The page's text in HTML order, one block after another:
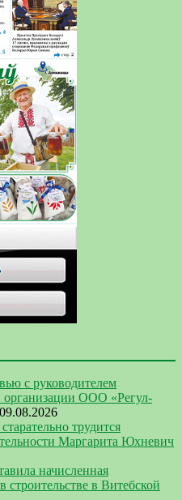
с руководителем
организации ООО «Регул-
09.08.2026
трудится
Маргарита Юхневич
начисленная
строительстве в Витебской